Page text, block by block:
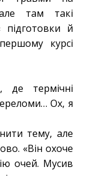
там такі
підготовки й
курсі
де термічні
Ох, я
тему, але
«Він охоче
очей. Мусив